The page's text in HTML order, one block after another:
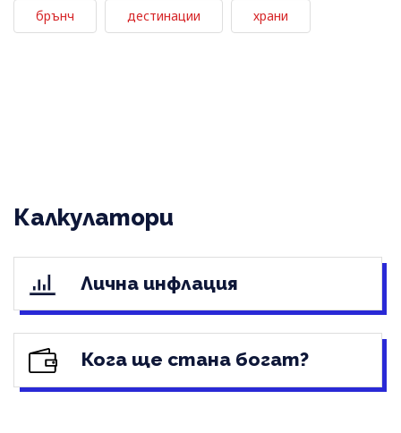
брънч дестинации храни
Калкулатори
Лична инфлация
Кога ще стана богат?